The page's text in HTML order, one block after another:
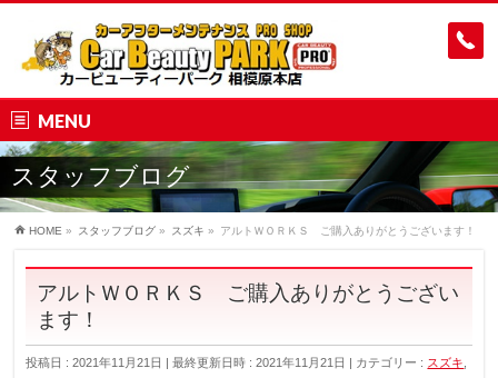
MENU
スタッフブログ
HOME » スタッフブログ » スズキ » アルトＷＯＲＫＳ ご購入ありがとうございます！
アルトＷＯＲＫＳ ご購入ありがとうござい
ます！
投稿日 : 2021年11月21日 最終更新日時 : 2021年11月21日 カテゴリー : スズキ